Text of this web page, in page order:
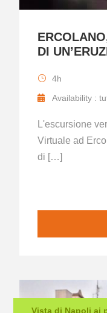
DI
4h
Availability :
L'escursione
Virtuale ad
di […]
Vista di Napoli ai